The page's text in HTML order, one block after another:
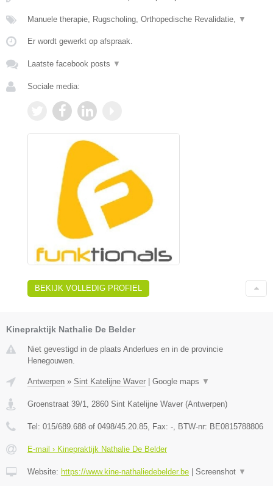
Manuele therapie, Rugscholing, Orthopedische Revalidatie, ▼
Er wordt gewerkt op afspraak.
Laatste facebook posts ▼
Sociale media:
BEKIJK VOLLEDIG PROFIEL
Kinepraktijk Nathalie De Belder
Niet gevestigd in de plaats Anderlues en in de provincie
Henegouwen.
Antwerpen » Sint Katelijne Waver Google maps ▼
Groenstraat 39/1, 2860 Sint Katelijne Waver (Antwerpen)
Tel: 015/689.688 of 0498/45.20.85, Fax: -, BTW-nr: BE0815788806
E-mail › Kinepraktijk Nathalie De Belder
Website: https://www.kine-nathaliedebelder.be Screenshot ▼